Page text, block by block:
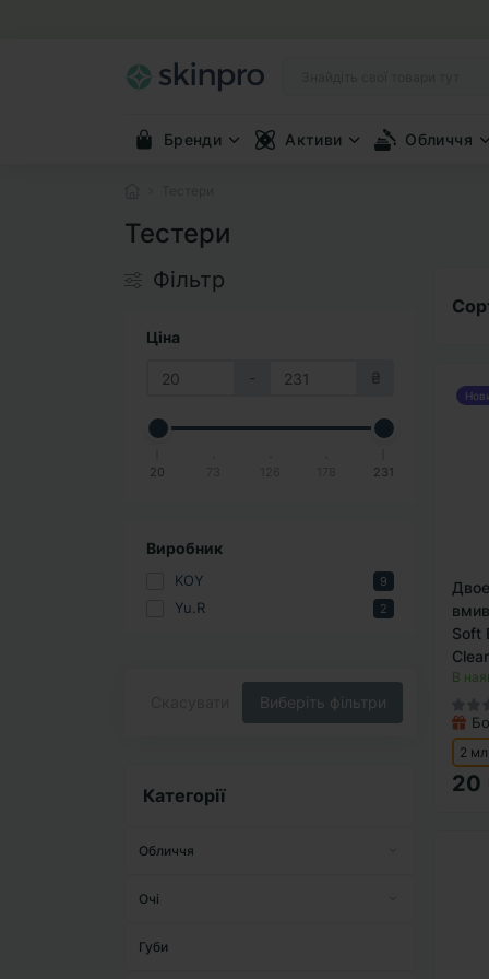
Бренди Активи Обличчя
Тестери
Фільтр
Ціна
- ₴
20 231
Виробник
KOY 9
Yu.R 2
Виберіть фільтри
Категорії
Обличчя
Мезотерапія вдома
Очі
Губи
Soft
В
2 мл
20